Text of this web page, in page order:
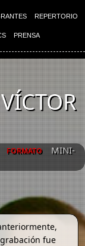
REPERTORIO
PRENSA
FORMATO
MINI-
fue